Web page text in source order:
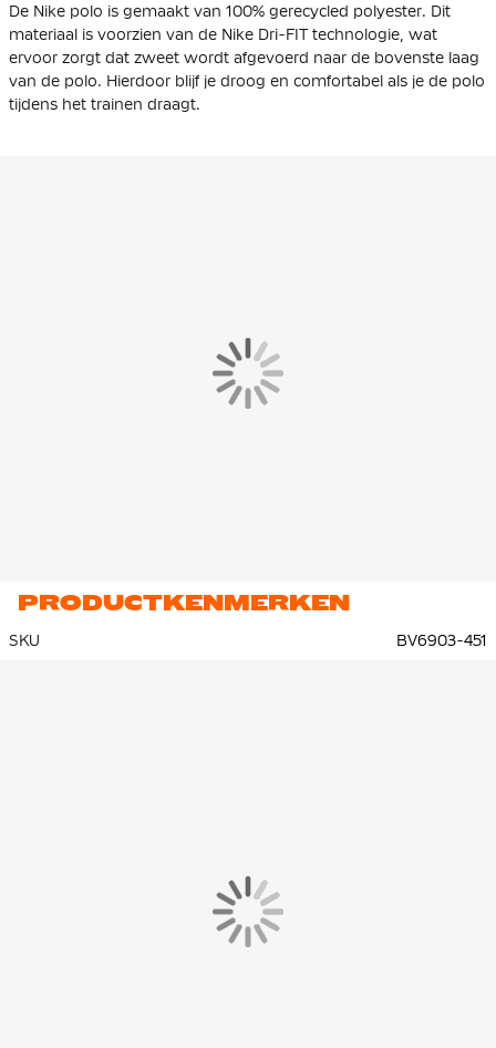
De Nike polo is gemaakt van 100% gerecycled polyester. Dit
materiaal is voorzien van de Nike Dri-FIT technologie, wat
ervoor zorgt dat zweet wordt afgevoerd naar de bovenste laag
van de polo. Hierdoor blijf je droog en comfortabel als je de polo
tijdens het trainen draagt.
PRODUCTKENMERKEN
SKU BV6903-451